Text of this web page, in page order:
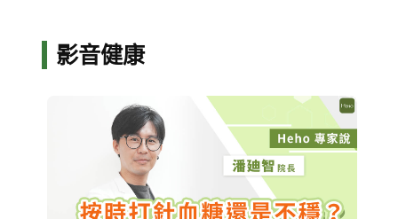
影音健康